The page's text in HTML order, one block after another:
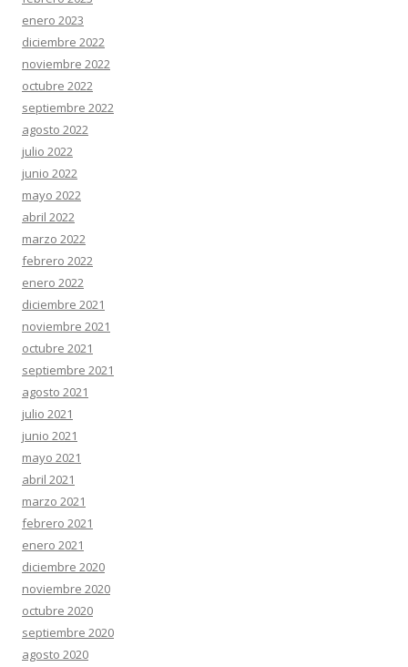
enero 2023
diciembre 2022
noviembre 2022
octubre 2022
septiembre 2022
agosto 2022
julio 2022
junio 2022
mayo 2022
abril 2022
marzo 2022
febrero 2022
enero 2022
diciembre 2021
noviembre 2021
octubre 2021
septiembre 2021
agosto 2021
julio 2021
junio 2021
mayo 2021
abril 2021
marzo 2021
febrero 2021
enero 2021
diciembre 2020
noviembre 2020
octubre 2020
septiembre 2020
agosto 2020